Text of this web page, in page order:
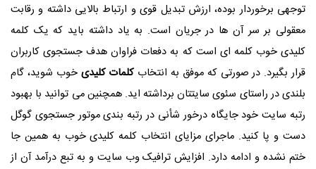
توجهی برخوردار بوده، ارزش تبدیل قوی و ارتباط بالایی داشته و رقابت
معقولی بر سر آن ها در جریان است. به یاد داشته باید که یک کلمه
کلیدی خوب کلمه ای است که به دفعات فراوان هدف جستجوی کاربران
قرار بگیرد. در صورتی که موفق به انتخاب کلمات کلیدی خوب شوید، گام
بلندی در راستای سئوی سایتتان برداشته اید. همچنین می توانید با بهبود
رتبه سایت خود جایگاه درخور شأنی در رتبه بندی موتور جستجوی گوگل
دست و پا کنید. ماجرای مزایای انتخاب کلمه کلیدی خوب به همین جا
ختم نشده و ادامه دارد. افزایش ترافیک وب سایت و به تبع درآمد آن از